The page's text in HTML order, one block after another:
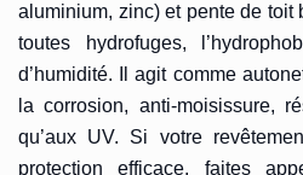
aluminium, zinc) et pente de toit
toutes hydrofuges,
d’humidité. Il agit comme
la corrosion, anti-moisissure,
qu’aux UV. Si votre
protection efficace, faites